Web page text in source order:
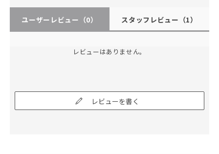
ユーザーレビュー （0） スタッフレビュー （1）
レビューはありません。
レビューを書く